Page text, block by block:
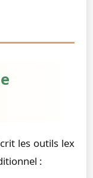
les outils lex
: